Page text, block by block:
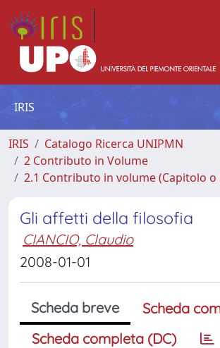
IRIS
IRIS
Catalogo Ricerca UNIPMN
2 Contributo in Volume
2.1 Contributo in volume (Capitolo o
Gli affetti della filosofia
CIANCIO, Claudio
2008-01-01
Scheda breve
Scheda
Scheda completa (DC)